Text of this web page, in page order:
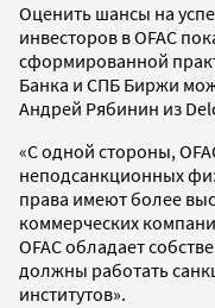
Оценить шансы на
инвесторов в OFAC
сформированной
Банка и СПБ Биржи
Андрей Рябинин из
«С одной стороны,
неподсанкционных
права имеют более
коммерческих
OFAC обладает
должны работать
институтов».